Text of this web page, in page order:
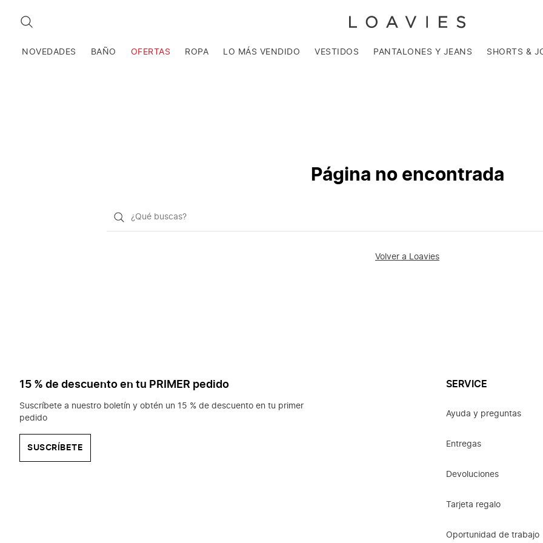
BUSCAR
NOVEDADES BAÑO OFERTAS ROPA LO MÁS VENDIDO VESTIDOS PANTALONES Y JEANS SHORTS &
Página no encontrada
¿Qué
Volver a Loavies
15 % de descuento en tu PRIMER pedido
Suscríbete a nuestro boletín y obtén un 15 % de descuento en tu primer
pedido
SUSCRÍBETE
SERVICE
Ayuda y preguntas
Entregas
Devoluciones
Tarjeta regalo
Oportunidad de trabajo